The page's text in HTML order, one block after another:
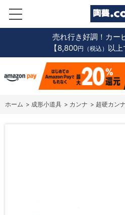
売れ行き好調！カー
【8,800円（税込） 以上
ホーム > 成形小道具 > カンナ > 超硬カンナ